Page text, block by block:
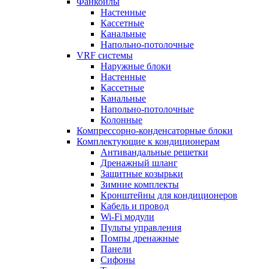
Настенные
Кассетные
Канальные
Напольно-потолочные
VRF системы
Наружные блоки
Настенные
Кассетные
Канальные
Напольно-потолочные
Колонные
Компрессорно-конденсаторные блоки
Комплектующие к кондиционерам
Антивандальные решетки
Дренажный шланг
Защитные козырьки
Зимние комплекты
Кронштейны для кондиционеров
Кабель и провод
Wi-Fi модули
Пульты управления
Помпы дренажные
Панели
Сифоны